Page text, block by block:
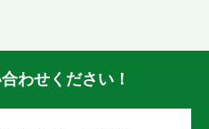
わせください！